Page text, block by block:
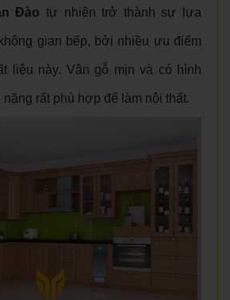
Đào tự nhiên trở thành sự lựa
gian bếp, bởi nhiều ưu điểm
liệu này. Vân gỗ mịn và có hình
rất phù hợp để làm nội thất.